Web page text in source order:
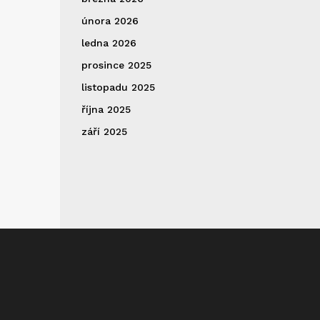
února 2026
ledna 2026
prosince 2025
listopadu 2025
října 2025
září 2025